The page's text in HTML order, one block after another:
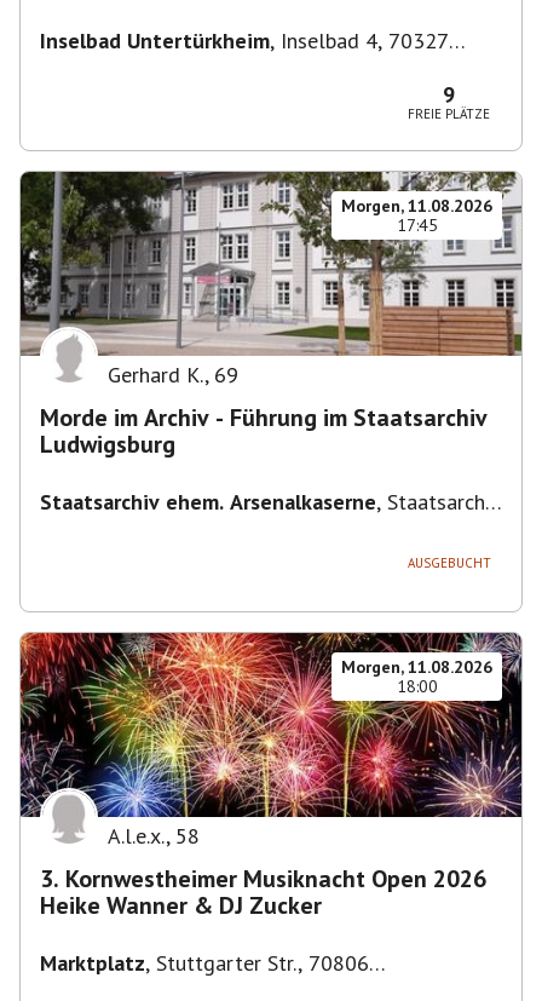
Inselbad Untertürkheim, Inselbad 4, 70327
9
FREIE PLÄTZE
Morgen, 11.08.2026
17:45
Gerhard K., 69
Morde im Archiv - Führung im Staatsarchiv
Ludwigsburg
Staatsarchiv ehem. Arsenalkaserne, Staatsarchiv
AUSGEBUCHT
Morgen, 11.08.2026
18:00
A.l.e.x., 58
3. Kornwestheimer Musiknacht Open 2026
Heike Wanner & DJ Zucker
Marktplatz, Stuttgarter Str., 70806